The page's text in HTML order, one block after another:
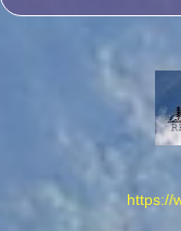
https://